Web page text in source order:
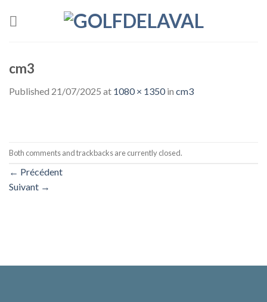
cm3
Published 21/07/2025 at 1080 × 1350in cm3
Both comments and trackbacks are currently closed.
← Précédent
Suivant →